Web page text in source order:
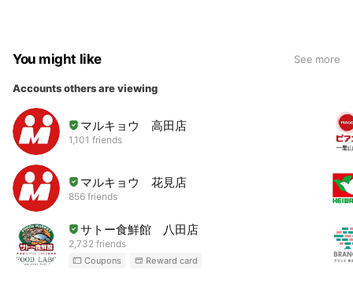
You might like See more
Accounts others are viewing
マルキョウ 高田店
1,101 friends
マルキョウ 花見店
856 friends
サトー食鮮館 八田店
2,732 friends
Coupons Reward card